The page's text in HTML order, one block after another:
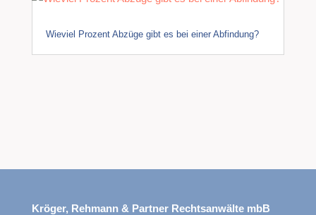
Wieviel Prozent Abzüge gibt es bei einer Abfindung?
Kröger, Rehmann & Partner Rechtsanwälte mbB